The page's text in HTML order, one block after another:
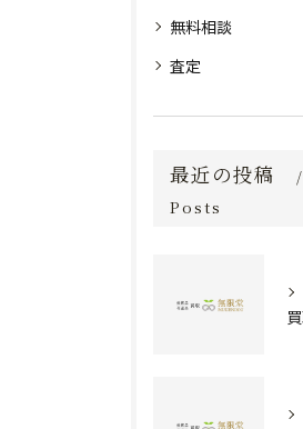
無料相談
査定
最近の投稿
Posts